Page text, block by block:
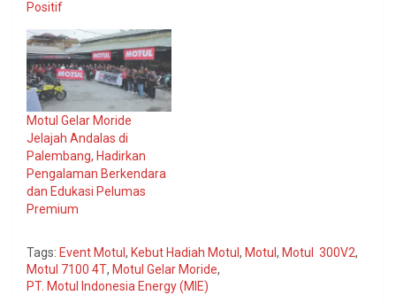
Positif
Motul Gelar Moride
Jelajah Andalas di
Palembang, Hadirkan
Pengalaman Berkendara
dan Edukasi Pelumas
Premium
Tags: Event Motul , Kebut Hadiah Motul , Motul , Motul 300V2,
Motul 7100 4T, Motul Gelar Moride,
PT. Motul Indonesia Energy (MIE)